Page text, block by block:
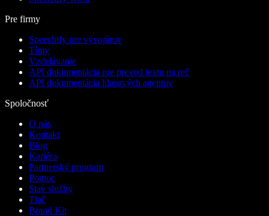
Pre firmy
Speechify pre vývojárov
Tímy
Vzdelávanie
API dokumentácia pre prevod textu na reč
API dokumentácia hlasových agentov
Spoločnosť
O nás
Kontakt
Blog
Kariéra
Partnerský program
Pomoc
Stav služby
Tlač
Brand Kit